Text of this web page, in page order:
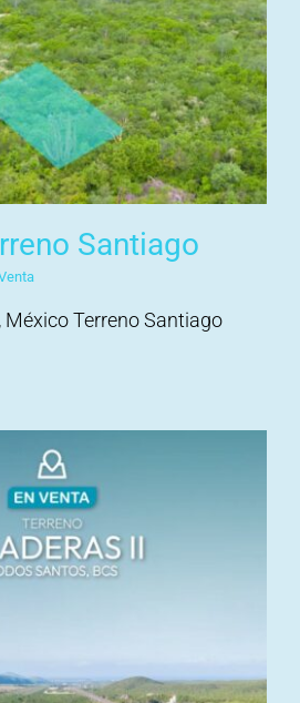
Santiago
México Terreno Santiago